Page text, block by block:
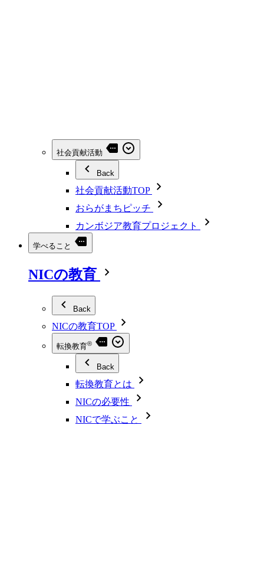
社会貢献活動
Back
社会貢献活動TOP
おらがまちピッチ
カンボジア教育プロジェクト
学べること
NICの教育
Back
NICの教育TOP
転換教育®
Back
転換教育とは
NICの必要性
NICで学ぶこと